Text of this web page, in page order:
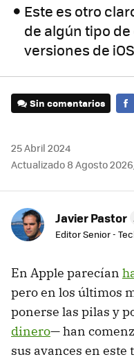
Este es otro
de algún tipo
versiones de
Sin comentarios
25 Abril 2024
Actualizado 8 Agosto
Javier Pastor
Editor Senior -
En Apple parecían
pero en los últimos
ponerse las pilas y
dinero— han
sus avances en